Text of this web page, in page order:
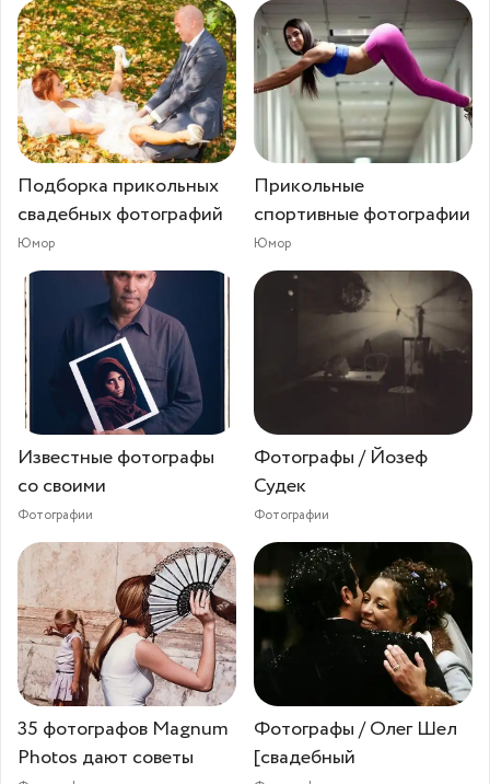
Подборка прикольных
свадебных фотографий
Юмор
Прикольные
спортивные фотографии
Юмор
Известные фотографы
со своими
Фотографии
Фотографы / Йозеф
Судек
Фотографии
35 фотографов Magnum
Photos дают советы
Фотографы / Олег Шел
[свадебный